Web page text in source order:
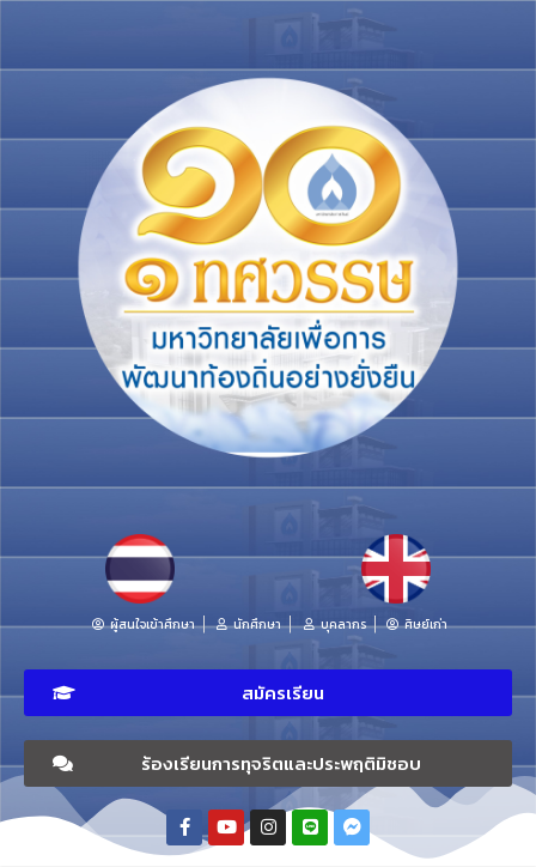
ผู้สนใจเข้าศึกษา นักศึกษา บุคลากร ศิษย์เก่า
สมัครเรียน
ร้องเรียนการทุจริตและประพฤติมิชอบ